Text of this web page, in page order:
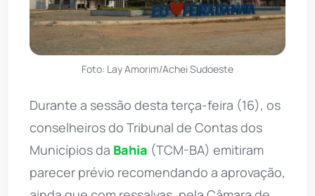
Foto: Lay Amorim/Achei Sudoeste
Durante a sessão desta terça-feira (16), os
conselheiros do Tribunal de Contas dos
Municípios da Bahia (TCM-BA) emitiram
parecer prévio recomendando a aprovação,